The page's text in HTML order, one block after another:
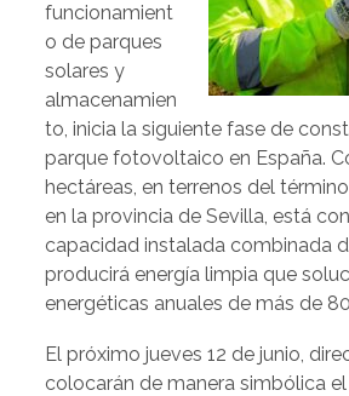
funcionamient
o de parques
solares y
almacenamien
to, inicia la siguiente fase de
parque fotovoltaico en España.
hectáreas, en terrenos del
en la provincia de Sevilla, está
capacidad instalada combinada
producirá energía limpia que
energéticas anuales de más de
El próximo jueves 12 de junio,
colocarán de manera simbólica